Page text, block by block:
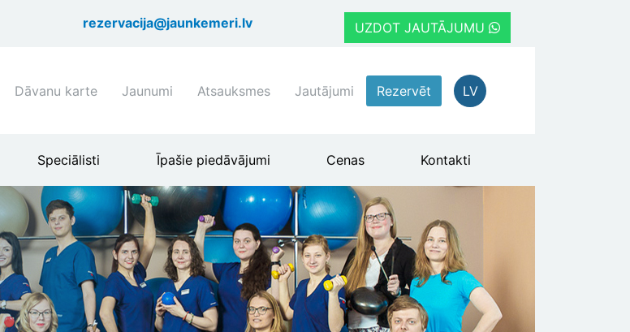
uz
rezervacija@jaunkemeri.lv UZDOT JAUTĀJUMU
Shortcuts
menu
Dāvanu karte Jaunumi Atsauksmes Jautājumi Rezervēt LV
Speciālisti Īpašie piedāvājumi Cenas Kontakti